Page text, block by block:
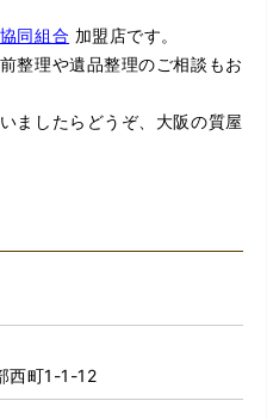
同組合 加盟店です。
整理や遺品整理のご相談もお
ましたらどうぞ、大阪の質屋
西町1-1-12